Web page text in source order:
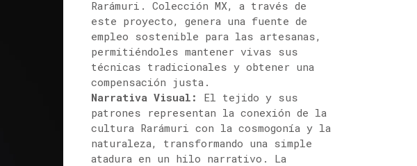
Rarámuri. Colección MX, a través de
este proyecto, genera una fuente de
empleo sostenible para las artesanas,
permitiéndoles mantener vivas sus
técnicas tradicionales y obtener una
compensación justa.
Narrativa Visual:
El tejido y sus
patrones representan la conexión de la
cultura Rarámuri con la cosmogonía y la
naturaleza, transformando una simple
atadura en un hilo narrativo. La